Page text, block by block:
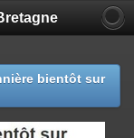
bientôt sur